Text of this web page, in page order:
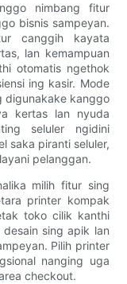
nimbang fitur
bisnis sampeyan.
canggih kayata
lan kemampuan
otomatis ngethok
ing kasir. Mode
digunakake kanggo
kertas lan nyuda
seluler ngidini
saka piranti seluler,
pelanggan.
milih fitur sing
printer kompak
toko cilik kanthi
sing apik lan
Pilih printer
nanging uga
checkout.